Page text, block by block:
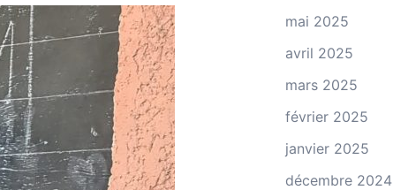
mai 2025
avril 2025
mars 2025
février 2025
janvier 2025
décembre 2024